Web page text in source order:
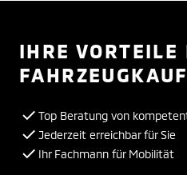
IHRE VORTEILE
Top Beratung von
Jederzeit erreichbar für Sie
Ihr Fachmann für Mobilität